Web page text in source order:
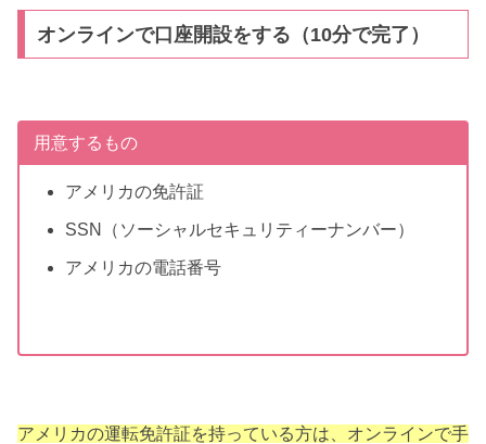
オンラインで口座開設をする（10分で完了）
用意するもの
アメリカの免許証
SSN（ソーシャルセキュリティーナンバー）
アメリカの電話番号
アメリカの運転免許証を持っている方は、オンラインで手